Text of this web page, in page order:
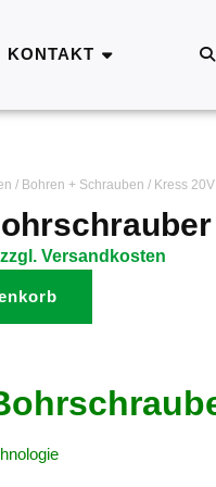
KONTAKT
/ Bohren + Schrauben / Kress
Versandkosten